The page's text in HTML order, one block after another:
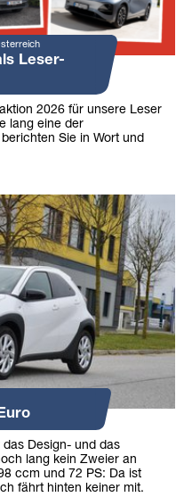
Leser-
2026 für unsere Leser
lang eine der
Sie in Wort und
Design- und das
lang kein Zweier an
ccm und 72 PS: Da ist
fährt hinten keiner mit.